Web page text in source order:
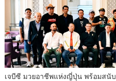
เจบีซี มวยอาชีพแห่งญี่ปุ่น พร้อมสนั